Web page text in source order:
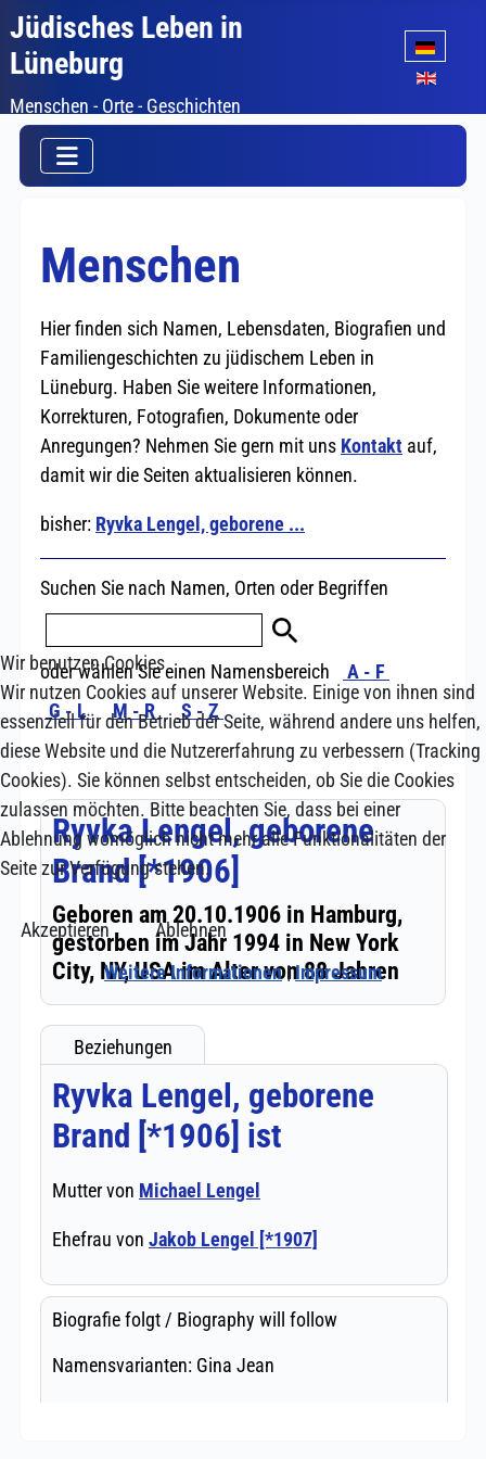
Jüdisches Leben in
Lüneburg
Menschen - Orte - Geschichten
Sprache
Wir benutzen Cookies
Wir nutzen Cookies auf unserer Website. Einige von ihnen sind
essenziell für den Betrieb der Seite, während andere uns helfen,
diese Website und die Nutzererfahrung zu verbessern (Tracking
Cookies). Sie können selbst entscheiden, ob Sie die Cookies
zulassen möchten. Bitte beachten Sie, dass bei einer
Ablehnung womöglich nicht mehr alle Funktionalitäten der
Seite zur Verfügung stehen.
Akzeptieren
Ablehnen
Weitere Informationen|Impressum